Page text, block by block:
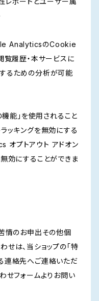
AnalyticsのCookie
覧履歴・本サービスに
るための分析が可能
能」を使用されること
ッキングを無効にする
オプトアウト アドオン
効にすることができま
情のお申出その他個
は、当ショップの「特
連絡先へご連絡いただ
せフォームよりお問い